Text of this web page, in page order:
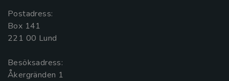
Postadress:
Box 141
221 00 Lund
Besöksadress:
Åkergränden 1